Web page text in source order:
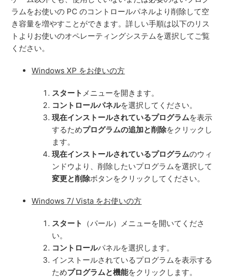
ラムをお使いの PC のコントロールパネルより削除して空
き容量を増やすことができます。詳しい手順は以下のリス
トよりお使いのオペレーティングシステムを選択してご覧
ください。
Windows XP をお使いの方
スタート メニューを開きます。
コントロールパネルを選択してください。
現在インストールされているプログラムを表示
するためプログラムの追加と削除をクリックし
ます。
現在インストールされているプログラムのウィ
ンドウより、削除したいプログラムを選択して
変更と削除ボタンをクリックしてください。
Windows 7/ Vista をお使いの方
スタート
（パール）メニューを開いてくださ
い。
コントロールパネルを選択します。
インストールされているプログラムを表示する
ためプログラムと機能をクリックします。